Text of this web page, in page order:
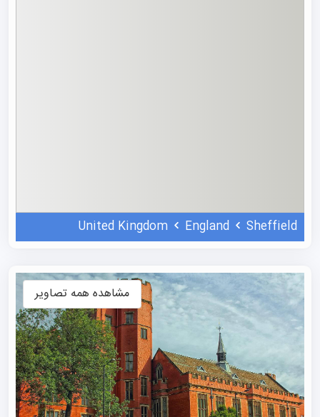
دارند. دانشگاه برای پذیرش در برخی از دوره‌های ارشد انتظار
دارد که دانشجویان نمره GMAT بالای ۶۰۰ داشته باشند.
قالب آزمون GMAT در چهار نوع سؤال متفاوت طراحی می‌شود
که این چهار بخش می‌توانند با عناوین رایتینگ تحلیلی،
استدلال‌ها، ارزیابی کمی و شفاهی شناخته شوند. داوطلبان
کارشناسی برای پذیرش در دانشگاه به کارنامه پایان دوره
دوازدهم با معدل ۷۰٪ یا بالاتر نیاز دارند.
پذیرش‌های این مرکز برای دوره‌های کارشناسی فقط در ترم پاییز
(شروع در سپتامبر) باز می‌شوند. دانشجویان برای دوره‌های
United Kingdom England Sheffield
مشاهده همه تصاویر